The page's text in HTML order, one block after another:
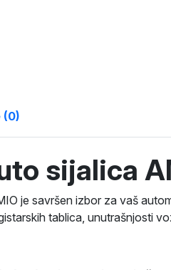
(0)
sijalica
je savršen izbor za vaš
tablica, unutrašnjosti